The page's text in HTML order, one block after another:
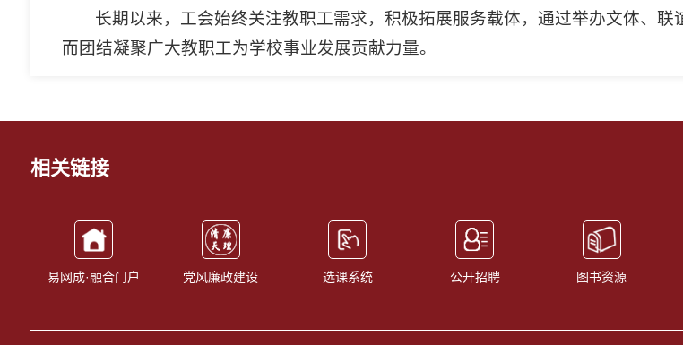
长期以来，工会始终关注教职工需求，积极拓展服务载体，通过举办文体、
而团结凝聚广大教职工为学校事业发展贡献力量。
相关链接
易网成·融合门户 党风廉政建设 选课系统 公开招聘 图书资源